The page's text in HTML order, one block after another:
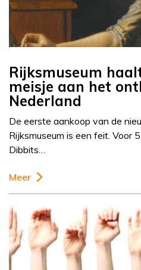
Rijksmuseum
meisje aan het
Nederland
De eerste aankoop van de
Rijksmuseum is een feit. Voor
Dibbits…
Meer